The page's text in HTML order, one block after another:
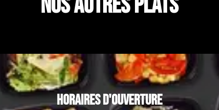
HORAIRES D'OUVERTURE